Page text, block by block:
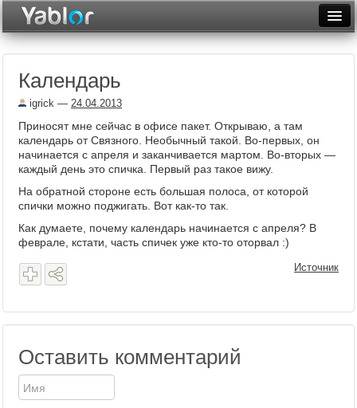
Рейтинги
Архив
Фототоп
Видеотоп
Календарь
igrick — 24.04.2013
Приносят мне сейчас в офисе пакет. Открываю, а там
календарь от Связного. Необычный такой. Во-первых, он
начинается с апреля и заканчивается мартом. Во-вторых —
каждый день это спичка. Первый раз такое вижу.
На обратной стороне есть большая полоса, от которой
спички можно поджигать. Вот как-то так.
Как думаете, почему календарь начинается с апреля? В
феврале, кстати, часть спичек уже кто-то оторвал :)
Источник
Оставить комментарий